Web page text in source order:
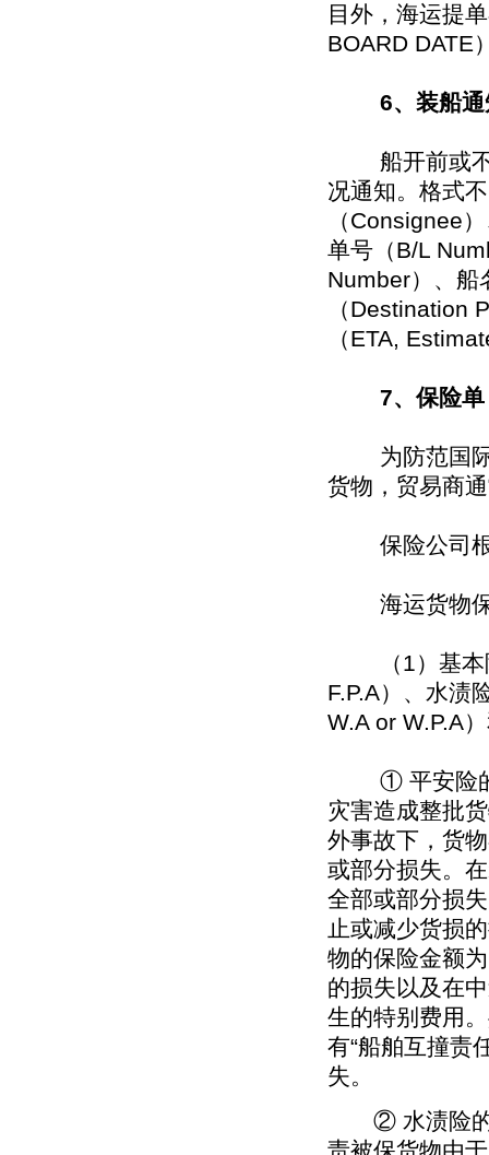
目外，海运提
BOARD DATE
6、装船
船开前或不
况通知。格式
（Consignee
单号（B/L
Number）、船
（Destination
（ETA,
7、保险
为防范国际
货物，贸易商
保险公司根
海运货物保
（1）基本险
F.P.A）、水渍
W.A or W.P.A
① 平安险的
灾害造成整批
外事故下，货
或部分损失。
全部或部分损
止或减少货损
物的保险金额
的损失以及在
生的特别费用
有“船舶互撞责
失。
② 水渍险的